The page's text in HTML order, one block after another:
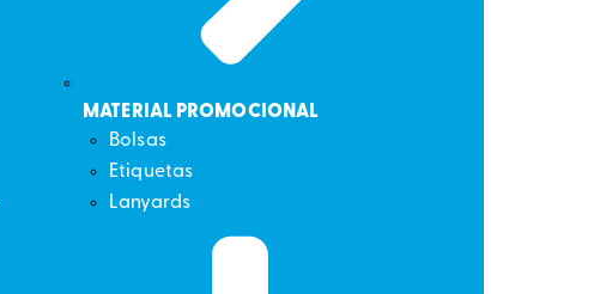
MATERIAL PROMOCIONAL
Bolsas
Etiquetas
Lanyards